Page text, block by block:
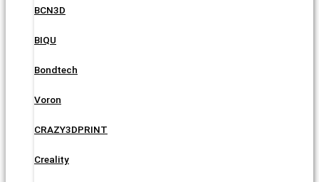
BCN3D
BIQU
Bondtech
Voron
CRAZY3DPRINT
Creality